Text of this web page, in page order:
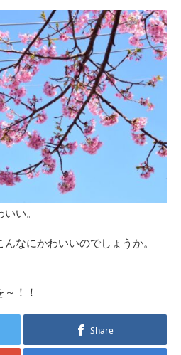
い。
なにかわいいのでしょうか。
！！
Share